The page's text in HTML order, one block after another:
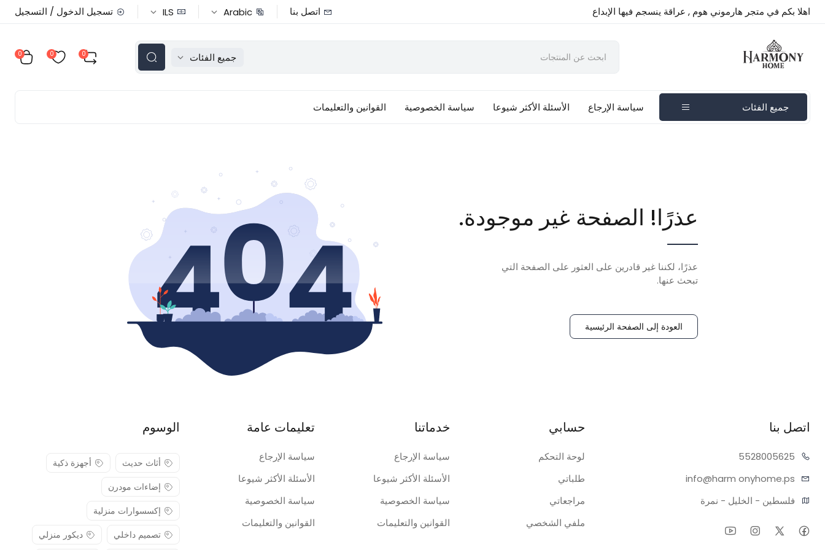
اهلا بكم في متجر هارموني هوم , عراقة ينسجم فيها الإبداع اتصل بنا Arabic
ILS تسجيل الدخول / التسجيل
جميع الفئات 0
0
0
جميع الفئات سياسة الإرجاع الأسئلة الأكثر شيوعا سياسة الخصوصية القوانين والتعليمات
عذرًا! الصفحة غير موجودة.
عذرًا، لكننا غير قادرين على العثور على الصفحة التي
تبحث عنها.
العودة إلى الصفحة الرئيسية
اتصل بنا
05625
55280
info@harm onyhome.ps
فلسطين - الخليل - نمرة
حسابي
لوحة التحكم
طلباتي
مراجعاتي
ملفي الشخصي
خدماتنا
سياسة الإرجاع
الأسئلة الأكثر شيوعا
سياسة الخصوصية
القوانين والتعليمات
تعليمات عامة
سياسة الإرجاع
الأسئلة الأكثر شيوعا
سياسة الخصوصية
القوانين والتعليمات
الوسوم
أثاث حديث
أجهزة ذكية
إضاءات مودرن
إكسسوارات منزلية
تصميم داخلي
ديكور منزلي